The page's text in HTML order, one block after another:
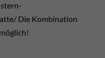
Die Kombination